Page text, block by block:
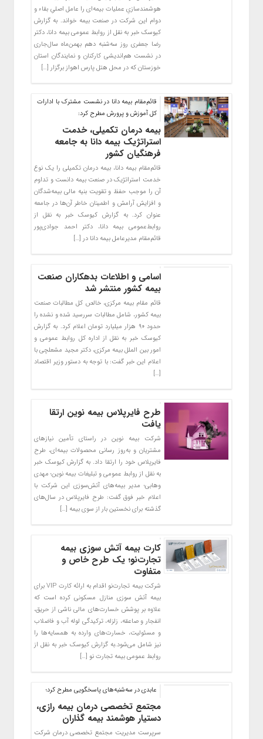
هوشمند‌سازیِ عملیات بیمه‌ای را عامل اصلیِ بقاء و
دوام این شرکت در صنعت بیمه خواند. به گزارش
کیوسک خبر به نقل از روابط عمومی بیمه دانا، دکتر
رضا جعفری روز سه‌شنبه دهم بهمن‌ماه سال‌جاری
در نشست هم‌اندیشی کارکنان و نمایندگان استان
خوزستان که در محل هتل پارس اهواز برگزار […]
قائم‌مقام بیمه دانا در نشست مشترک با ادارات
کل آموزش و پرورش مطرح کرد:
بیمه درمان تکمیلی، خدمت
استراتژیک بیمه دانا به جامعه
فرهنگیان کشور
قائم‌مقام بیمه دانا، بیمه درمان تکمیلی را یک نوع
خدمت استراتژیک در صنعت بیمه دانست و تداوم
آن را موجب حفظ و تقویت بنیه مالی بیمه‌شدگان
و افزایش آرامش و اطمینان خاطر آن‌ها در جامعه
عنوان کرد. به گزارش کیوسک خبر به نقل از
روابط‌عمومی بیمه دانا، دکتر احمد جوادی‌پور
قائم‌مقام مدیرعامل بیمه دانا در […]
اسامی و اطلاعات بدهکاران صنعت
بیمه کشور منتشر شد
قائم مقام بیمه مرکزی، خالص کل مطالبات صنعت
بیمه کشور، شامل مطالبات سررسید شده و نشده را
حدود ۹۰ هزار میلیارد تومان اعلام کرد. به گزارش
کیوسک خبر به نقل از اداره کل روابط عمومی و
امور بین الملل بیمه مرکزی، دکتر مجید مشعلچی با
اعلام این خبر گفت: با توجه به دستور وزیر اقتصاد
[…]
طرح فایرپلاس بیمه نوین ارتقا
یافت
شرکت بیمه نوین در راستای تأمین نیازهای
مشتریان و به‌روز رسانی محصولات بیمه‌ای، طرح
فایرپلاس خود را ارتقا داد. به گزارش کیوسک خبر
به نقل از روابط عمومی و تبلیغات بیمه نوین؛ مهدی
وهابی؛ مدیر بیمه‌های آتش‌سوزی این شرکت با
اعلام خبر فوق گفت: طرح فایرپلاس در سال‌های
گذشته برای نخستین بار از سوی بیمه […]
کارت بیمه آتش سوزی بیمه
تجارت‌نو؛ یک طرح خاص و
متفاوت
شرکت بیمه تجارت‌نو اقدام به ارائه کارت VIP برای
بیمه آتش سوزی منازل مسکونی کرده است که
علاوه بر پوشش خسارت‌های مالی ناشی از حریق،
انفجار و صاعقه، زلزله، ترکیدگی لوله آب و فاضلاب
و مسئولیت، خسارت‌های وارده به همسایه‌ها را
نیز شامل می‌شود.به گزارش کیوسک خبر به نقل از
روابط عمومی بیمه تجارت نو […]
عابدی در سه‌شنبه‌های پاسخگویی مطرح کرد؛
مجتمع تخصصی درمان بیمه رازی،
دستیار هوشمند بیمه گذاران
سرپرست مدیریت مجتمع تخصصی درمان شرکت